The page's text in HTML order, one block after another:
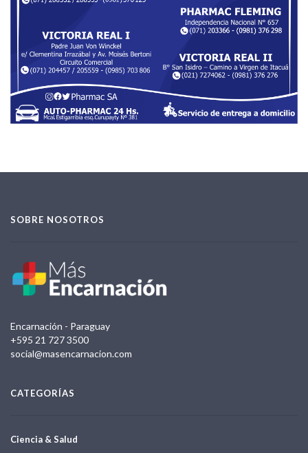
SOBRE NOSOTROS
Encarnación - Paraguay
+595 21 727 3500
social@masencarnacion.com
CATEGORÍAS
Ciencia & Salud